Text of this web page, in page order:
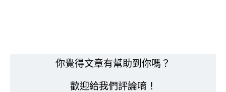
你覺得文章有幫助到你嗎？
歡迎給我們評論唷！